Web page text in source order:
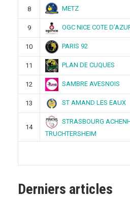
8 METZ
9 OGC NICE COTE
10 PARIS 92
11 PLAN DE CUQUES
12 SAMBRE AVESNOIS
13 ST AMAND LES EAUX
14
STRASBOURG
TRUCHTERSHEIM
Derniers articles